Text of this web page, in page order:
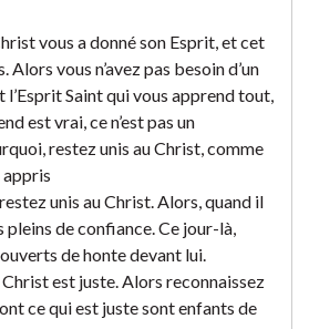
vous a donné son Esprit, et cet
Alors vous n’avez pas besoin d’un
l’Esprit Saint qui vous apprend tout,
est vrai, ce n’est pas un
restez unis au Christ, comme
appris
unis au Christ. Alors, quand il
pleins de confiance. Ce jour-là,
de honte devant lui.
Christ est juste. Alors reconnaissez
ce qui est juste sont enfants de